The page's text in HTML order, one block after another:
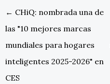
← CHiQ: nombrada una de
las "10 mejores marcas
mundiales para hogares
inteligentes 2025-2026" en
CES